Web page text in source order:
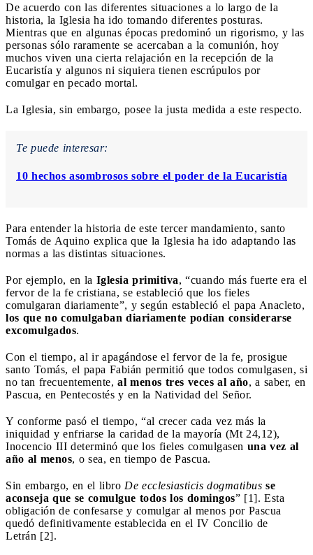
De acuerdo con las diferentes situaciones a lo largo de la
historia, la Iglesia ha ido tomando diferentes posturas.
Mientras que en algunas épocas predominó un rigorismo, y las
personas sólo raramente se acercaban a la comunión, hoy
muchos viven una cierta relajación en la recepción de la
Eucaristía y algunos ni siquiera tienen escrúpulos por
comulgar en pecado mortal.
La Iglesia, sin embargo, posee la justa medida a este respecto.
Te puede interesar:
10 hechos asombrosos sobre el poder de la Eucaristía
Para entender la historia de este tercer mandamiento, santo
Tomás de Aquino explica que la Iglesia ha ido adaptando las
normas a las distintas situaciones.
Por ejemplo, en la Iglesia primitiva, “cuando más fuerte era el
fervor de la fe cristiana, se estableció que los fieles
comulgaran diariamente”, y según estableció el papa Anacleto,
los que no comulgaban diariamente podían considerarse
excomulgados.
Con el tiempo, al ir apagándose el fervor de la fe, prosigue
santo Tomás, el papa Fabián permitió que todos comulgasen, si
no tan frecuentemente, al menos tres veces al año, a saber, en
Pascua, en Pentecostés y en la Natividad del Señor.
Y conforme pasó el tiempo, “al crecer cada vez más la
iniquidad y enfriarse la caridad de la mayoría (Mt 24,12),
Inocencio III determinó que los fieles comulgasen una vez al
año al menos, o sea, en tiempo de Pascua.
Sin embargo, en el libro De ecclesiasticis dogmatibus se
aconseja que se comulgue todos los domingos” [1]. Esta
obligación de confesarse y comulgar al menos por Pascua
quedó definitivamente establecida en el IV Concilio de
Letrán [2].